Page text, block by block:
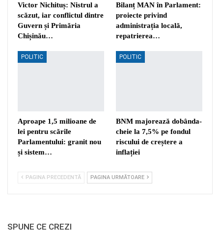
Victor Nichituș: Nistrul a
scăzut, iar conflictul dintre
Guvern și Primăria
Chișinău…
Bilanț MAN în Parlament:
proiecte privind
administrația locală,
repatrierea…
POLITIC
Aproape 1,5 milioane de
lei pentru scările
Parlamentului: granit nou
și sistem…
POLITIC
BNM majorează dobânda-
cheie la 7,5% pe fondul
riscului de creștere a
inflației
PAGINA PRECEDENTĂ PAGINA URMĂTOARE
SPUNE CE CREZI